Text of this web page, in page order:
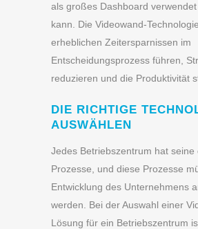
als großes Dashboard
kann. Die Videowand-
erheblichen Zeitersparnissen im
Entscheidungsprozess führen,
reduzieren und die Produktivität
DIE RICHTIGE
AUSWÄHLEN
Jedes Betriebszentrum hat seine
Prozesse, und diese Prozesse
Entwicklung des Unternehmens
werden. Bei der Auswahl einer
Lösung für ein Betriebszentrum